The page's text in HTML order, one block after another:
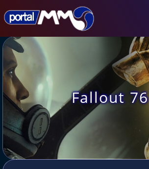
Fallout 76